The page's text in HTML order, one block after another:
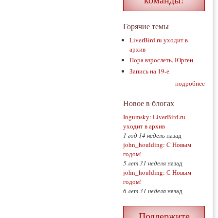
Горячие темы
LiverBird.ru уходит в
архив
Пора взрослеть, Юрген
Запись на 19-е
подробнее
Новое в блогах
Ingumsky: LiverBird.ru
уходит в архив
1 год 14 недельназад
john_houlding: C Новым
годом!
5 лет 31 неделяназад
john_houlding: С Новым
годом!
6 лет 31 неделяназад